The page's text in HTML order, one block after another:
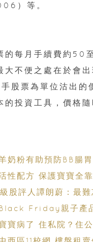
）等。
的每月手續費約50
大不便之處在於會
股票為單位沽出的
的投資工具，價格隨
奶粉有助預防BB腸
性配方 保護寶寶全
股評人譚朗蔚：最
Black Friday親子產
寶病了 住私院？住